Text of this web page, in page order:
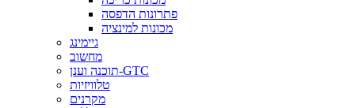
פתרונות הדפסה
מכונות למינציה
גיימינג
מחשוב
תוכנה וענן-GTC
טלוויזיות
מקרנים